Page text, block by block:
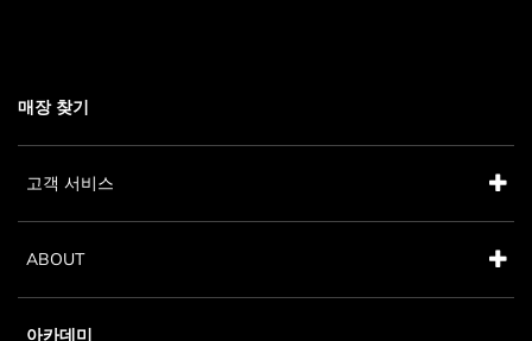
매장 찾기
고객 서비스
ABOUT
아카데미